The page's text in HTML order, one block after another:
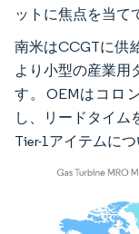
ットに焦点を当て
南米はCCGTに供
より小型の産業用
す。OEMはコロ
し、リードタイム
Tier-1アイテムに